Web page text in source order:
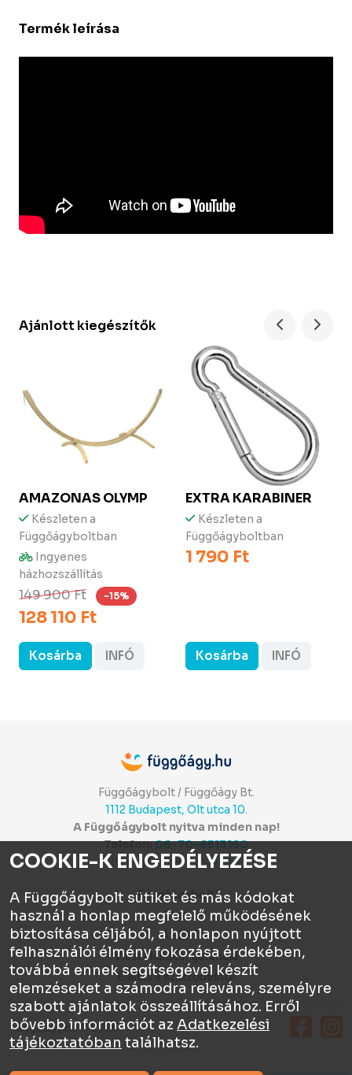
Termék leírása
Ajánlott kiegészítők
AMAZONASOLYMP
Készleten a
Függőágyboltban
Ingyenes
házhozszállítás
149 900 Ft -15%
128 110 Ft
Kosárba INFÓ
EXTRA KARABINER
Készleten a
Függőágyboltban
1 790 Ft
Kosárba INFÓ
Függőágybolt / Függőágy Bt.
1112 Budapest, Olt utca 10.
A Függőágybolt nyitva minden nap!
Telefon:06-70-6513160
Itt értékelhetsz:⭐⭐⭐⭐⭐
Függőágybolt
Chat
ÁSZF
Visszaküldés, garancia
Elállás a szerződéstől
Függőágy.hu © 2026
COOKIE-K ENGEDÉLYEZÉSE
A Függőágybolt sütiket és más kódokat
használ a honlap megfelelő működésének
biztosítása céljából, a honlapon nyújtott
felhasználói élmény fokozása érdekében,
továbbá ennek segítségével készít
elemzéseket a számodra releváns, személyre
szabott ajánlatok összeállításához. Erről
bővebb információt az Adatkezelési
tájékoztatóban találhatsz.